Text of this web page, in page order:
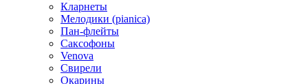
Кларнеты
Мелодики (pianica)
Пан-флейты
Саксофоны
Venova
Свирели
Окарины